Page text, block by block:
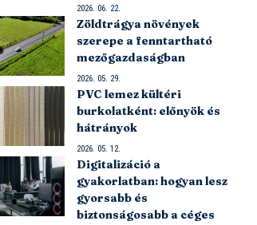
2026. 06. 22.
Zöldtrágya növények
szerepe a fenntartható
mezőgazdaságban
2026. 05. 29.
PVC lemez kültéri
burkolatként: előnyök és
hátrányok
2026. 05. 12.
Digitalizáció a
gyakorlatban: hogyan lesz
gyorsabb és
biztonságosabb a céges